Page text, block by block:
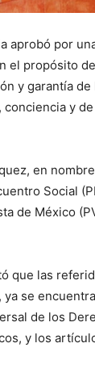
aprobó por
el propósito
y garantía
y
en
Social
de México
que las
se
de los
y los